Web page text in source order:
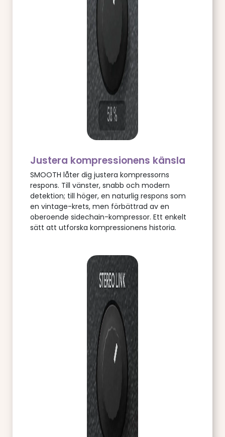
Justera kompressionens känsla
SMOOTH låter dig justera kompressorns
respons. Till vänster, snabb och modern
detektion; till höger, en naturlig respons som
en vintage-krets, men förbättrad av en
oberoende sidechain-kompressor. Ett enkelt
sätt att utforska kompressionens historia.